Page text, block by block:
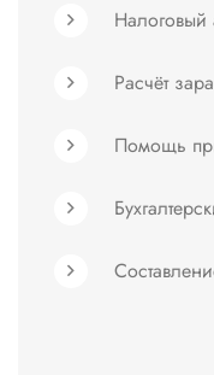
Налоговый
Расчёт
Помощь